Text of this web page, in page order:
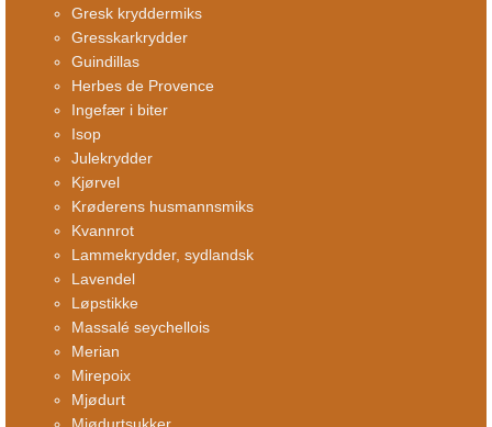
Gresk kryddermiks
Gresskarkrydder
Guindillas
Herbes de Provence
Ingefær i biter
Isop
Julekrydder
Kjørvel
Krøderens husmannsmiks
Kvannrot
Lammekrydder, sydlandsk
Lavendel
Løpstikke
Massalé seychellois
Merian
Mirepoix
Mjødurt
Mjødurtsukker